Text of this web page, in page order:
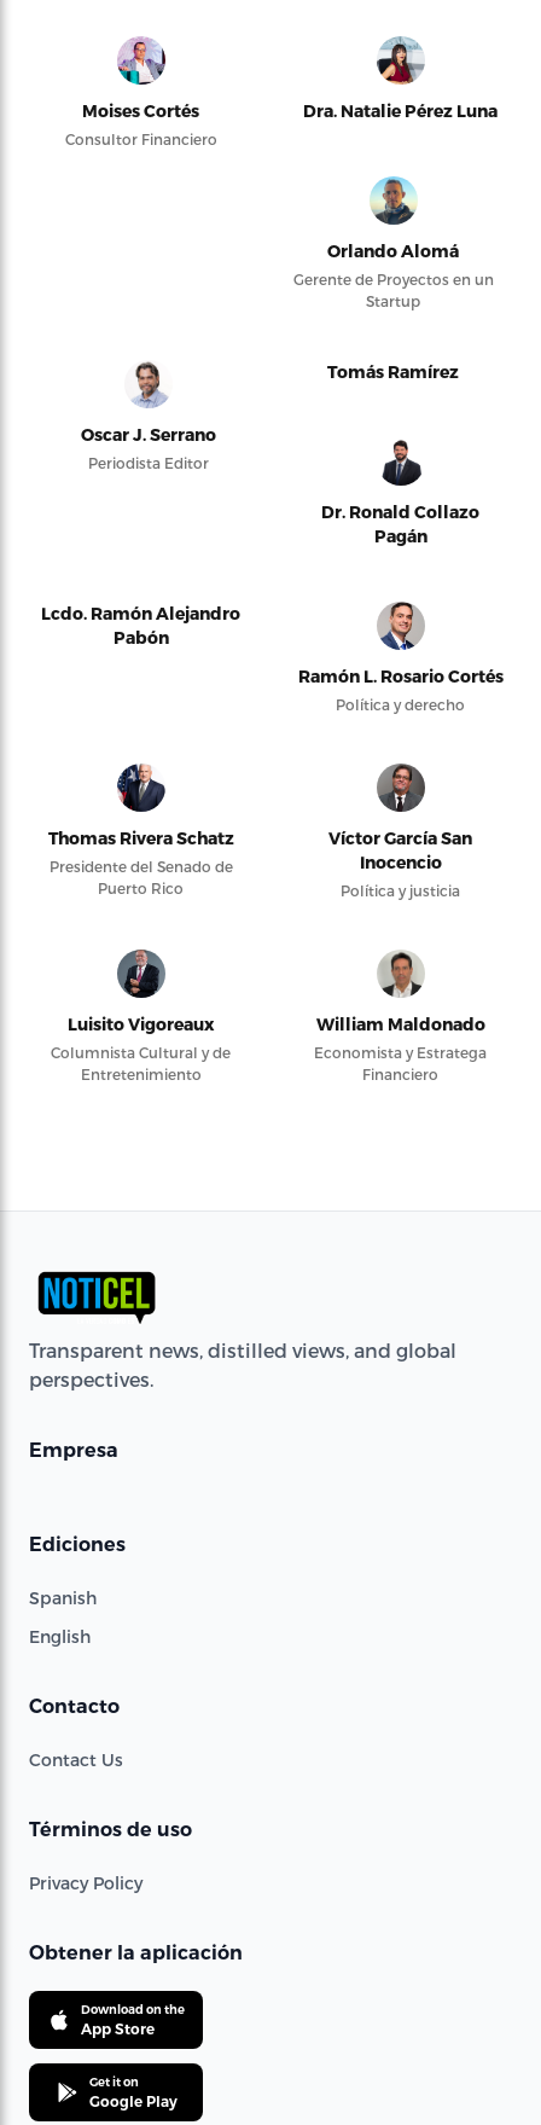
Moises Cortés
Consultor Financiero
Dra. Natalie Pérez Luna
Orlando Alomá
Gerente de Proyectos en un
Startup
Oscar J. Serrano
Periodista Editor
Tomás Ramírez
Dr. Ronald Collazo
Pagán
Lcdo. Ramón Alejandro
Pabón
Ramón L. Rosario Cortés
Política y derecho
Thomas Rivera Schatz
Presidente del Senado de
Puerto Rico
Víctor García San
Inocencio
Política y justicia
Luisito Vigoreaux
Columnista Cultural y de
Entretenimiento
William Maldonado
Economista y Estratega
Financiero
Transparent news, distilled views, and global
perspectives.
Empresa
Ediciones
Spanish
English
Contacto
Contact Us
Términos de uso
Privacy Policy
Obtener la aplicación
Download on the
App Store
Get it on
Google Play